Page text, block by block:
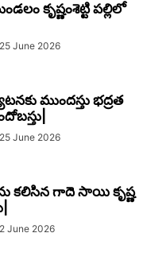
కృష్ణంశెట్టి పల్లిలో
25 June 2026
ముందస్తు భద్రత
25 June 2026
కలిసిన గాదె సాయి కృష్ణ
June 2026